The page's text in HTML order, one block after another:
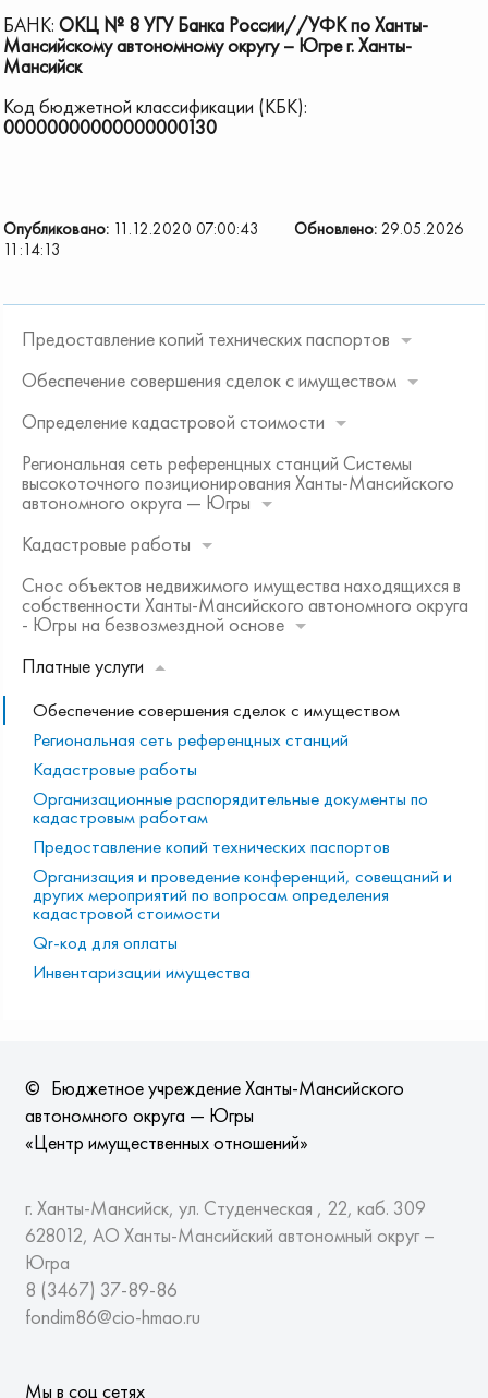
БАНК: ОКЦ № 8 УГУ Банка России//УФК по Ханты-
Мансийскому автономному округу – Югре г. Ханты-
Мансийск
Код бюджетной классификации (КБК):
00000000000000000130
Опубликовано: 11.12.2020 07:00:43 Обновлено: 29.05.2026
11:14:13
Предоставление копий технических паспортов
Обеспечение совершения сделок с имуществом
Определение кадастровой стоимости
Региональная сеть референцных станций Системы
высокоточного позиционирования Ханты-Мансийского
автономного округа — Югры
Кадастровые работы
Снос объектов недвижимого имущества находящихся в
собственности Ханты-Мансийского автономного округа
- Югры на безвозмездной основе
Платные услуги
Обеспечение совершения сделок с имуществом
Региональная сеть референцных станций
Кадастровые работы
Организационные распорядительные документы по
кадастровым работам
Предоставление копий технических паспортов
Организация и проведение конференций, совещаний и
других мероприятий по вопросам определения
кадастровой стоимости
Qr-код для оплаты
Инвентаризации имущества
© Бюджетное учреждение Ханты-Мансийского
автономного округа — Югры
«Центр имущественных отношений»
г. Ханты-Мансийск, ул. Студенческая , 22, каб. 309
628012, АО Ханты-Мансийский автономный округ –
Югра
8 (3467) 37-89-86
fondim86@cio-hmao.ru
Мы в соц сетях